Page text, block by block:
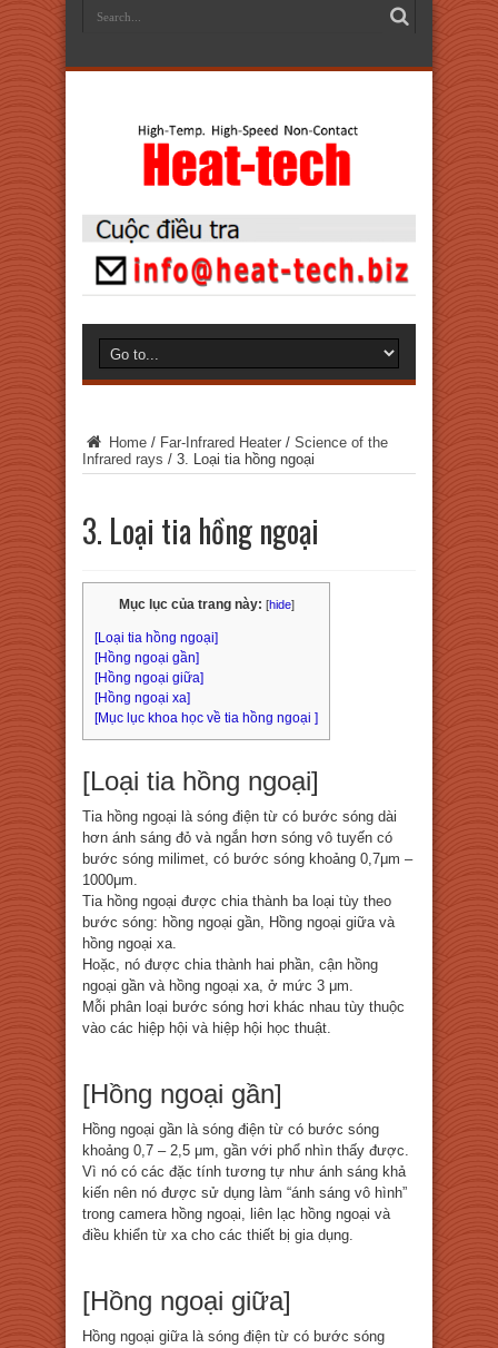
Home / Far-Infrared Heater / Science of the
Infrared rays / 3. Loại tia hồng ngoại
3. Loại tia hồng ngoại
Mục lục của trang này: [hide]
[Loại tia hồng ngoại]
[Hồng ngoại gần]
[Hồng ngoại giữa]
[Hồng ngoại xa]
[Mục lục khoa học về tia hồng ngoại ]
[Loại tia hồng ngoại]
Tia hồng ngoại là sóng điện từ có bước sóng dài
hơn ánh sáng đỏ và ngắn hơn sóng vô tuyến có
bước sóng milimet, có bước sóng khoảng 0,7μm –
1000μm.
Tia hồng ngoại được chia thành ba loại tùy theo
bước sóng: hồng ngoại gần, Hồng ngoại giữa và
hồng ngoại xa.
Hoặc, nó được chia thành hai phần, cận hồng
ngoại gần và hồng ngoại xa, ở mức 3 μm.
Mỗi phân loại bước sóng hơi khác nhau tùy thuộc
vào các hiệp hội và hiệp hội học thuật.
[Hồng ngoại gần]
Hồng ngoại gần là sóng điện từ có bước sóng
khoảng 0,7 – 2,5 μm, gần với phổ nhìn thấy được.
Vì nó có các đặc tính tương tự như ánh sáng khả
kiến ​​nên nó được sử dụng làm “ánh sáng vô hình”
trong camera hồng ngoại, liên lạc hồng ngoại và
điều khiển từ xa cho các thiết bị gia dụng.
[Hồng ngoại giữa]
Hồng ngoại giữa là sóng điện từ có bước sóng